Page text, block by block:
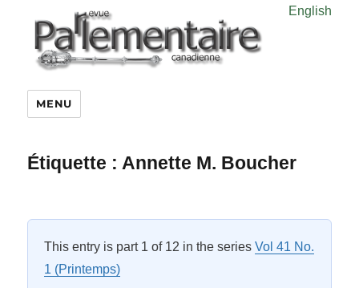
English
MENU
Étiquette : Annette M. Boucher
This entry is part 1 of 12 in the seriesVol 41 No.
1 (Printemps)